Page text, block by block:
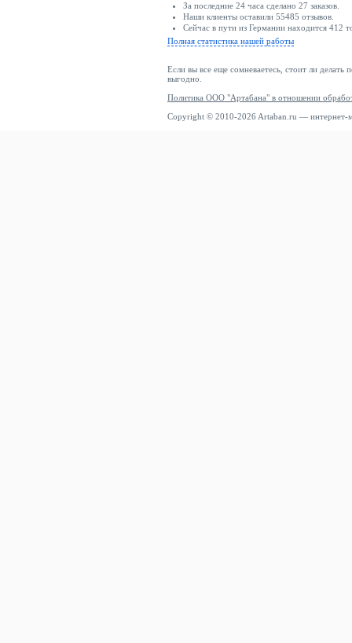
За последние 24 часа сделано 27 заказов.
Наши клиенты оставили 55485 отзывов.
Сейчас в пути из Германии находится 412
Полная статистика нашей работы
Если вы все еще сомневаетесь, стоит ли делать
выгодно.
Политика ООО "Артабана" в отношении
Copyright © 2010-2026 Artaban.ru — интернет-